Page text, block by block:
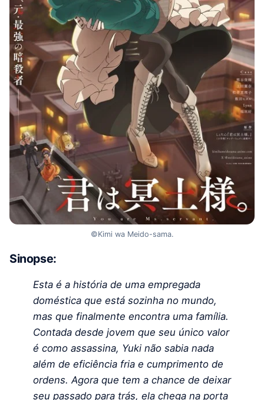
©Kimi wa Meido-sama.
Sinopse:
Esta é a história de uma empregada
doméstica que está sozinha no mundo,
mas que finalmente encontra uma família.
Contada desde jovem que seu único valor
é como assassina, Yuki não sabia nada
além de eficiência fria e cumprimento de
ordens. Agora que tem a chance de deixar
seu passado para trás, ela chega na porta